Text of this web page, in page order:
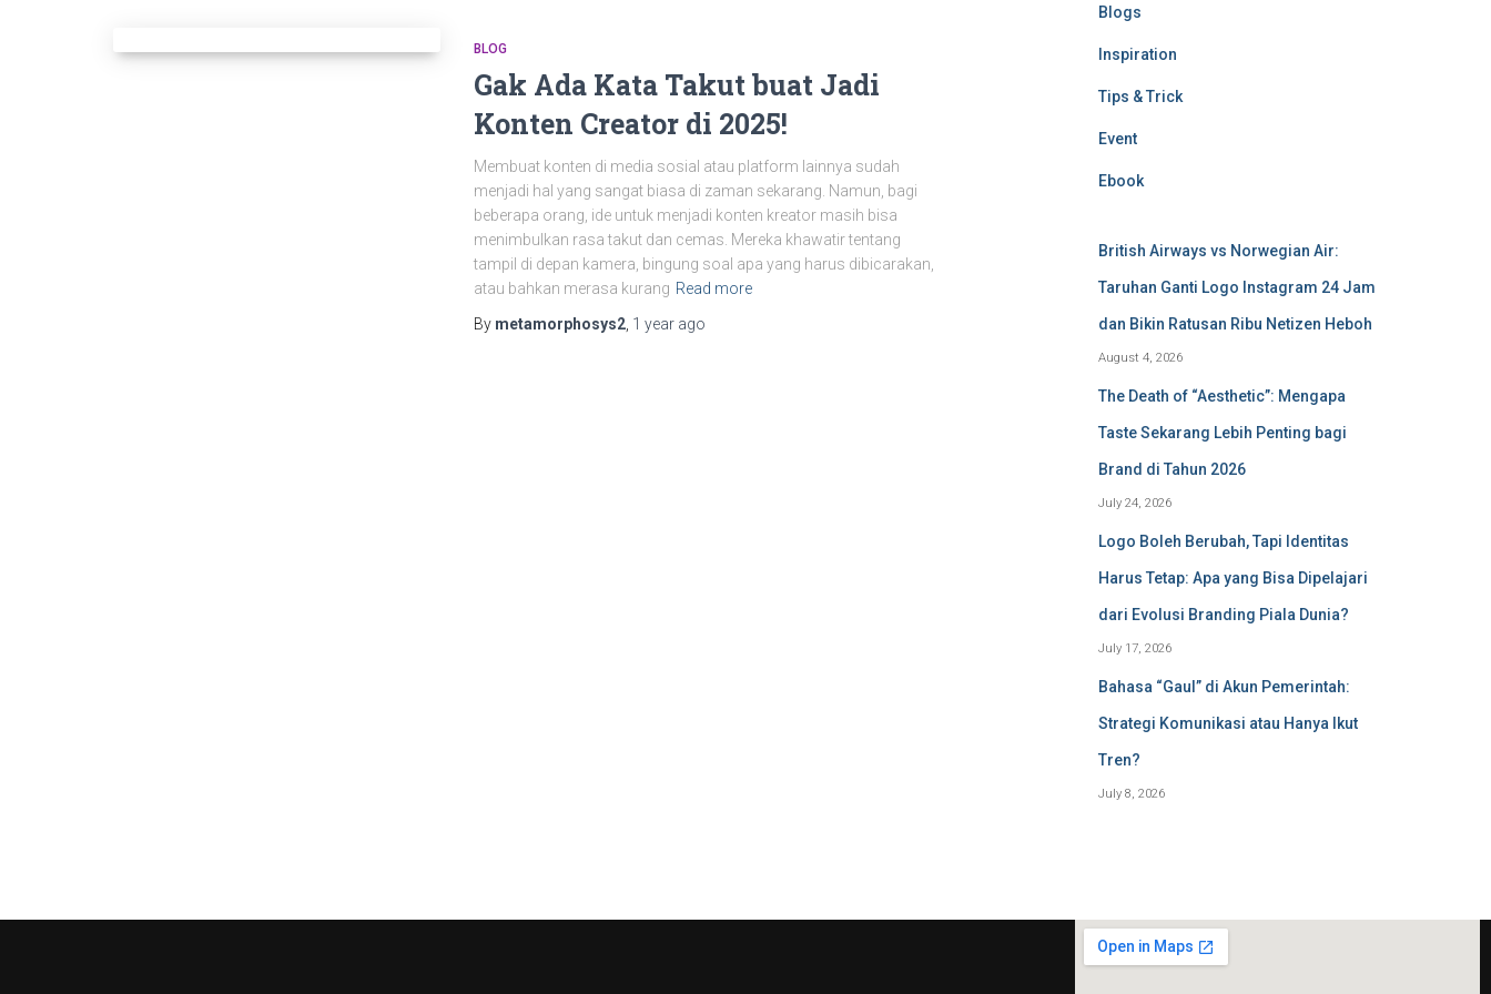
BLOG
Gak Ada Kata Takut buat Jadi
Konten Creator di 2025!
Membuat konten di media sosial atau platform lainnya sudah
menjadi hal yang sangat biasa di zaman sekarang. Namun, bagi
beberapa orang, ide untuk menjadi konten kreator masih bisa
menimbulkan rasa takut dan cemas. Mereka khawatir tentang
tampil di depan kamera, bingung soal apa yang harus dibicarakan,
atau bahkan merasa kurang Read more
By metamorphosys2 1 year ago
Blogs
Inspiration
Tips & Trick
Event
Ebook
British Airways vs Norwegian Air:
Taruhan Ganti Logo Instagram 24 Jam
dan Bikin Ratusan Ribu Netizen Heboh
August 4, 2026
The Death of “Aesthetic”: Mengapa
Taste Sekarang Lebih Penting bagi
Brand di Tahun 2026
July 24, 2026
Logo Boleh Berubah, Tapi Identitas
Harus Tetap: Apa yang Bisa Dipelajari
dari Evolusi Branding Piala Dunia?
July 17, 2026
Bahasa “Gaul” di Akun Pemerintah:
Strategi Komunikasi atau Hanya Ikut
Tren?
July 8, 2026